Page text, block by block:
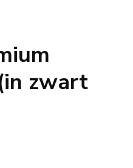
zwart